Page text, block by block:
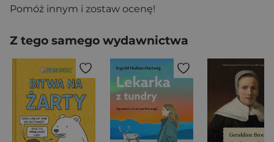
Pomóż innym i zostaw ocenę!
Z tego samego wydawnictwa